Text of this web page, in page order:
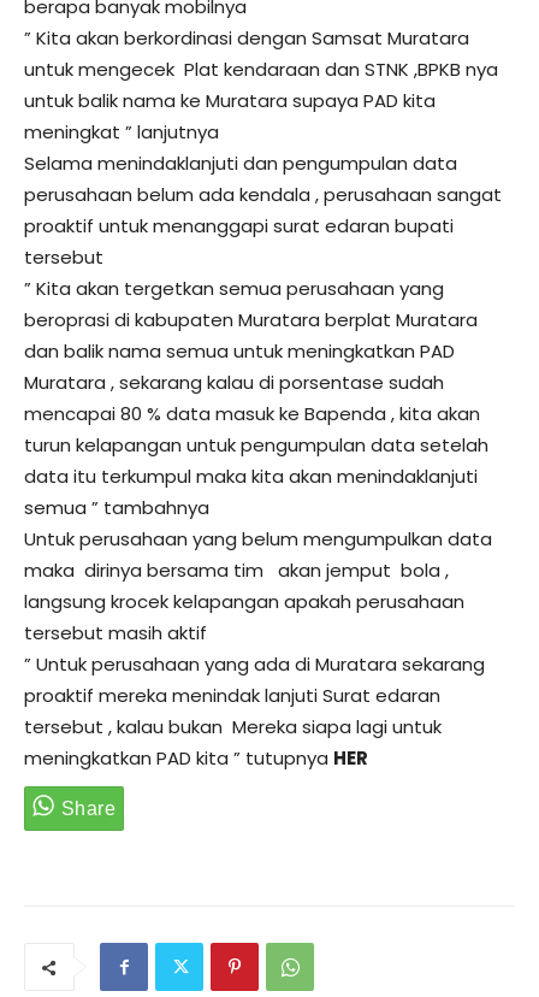
berapa banyak mobilnya
” Kita akan berkordinasi dengan Samsat Muratara
untuk mengecek Plat kendaraan dan STNK ,BPKB nya
untuk balik nama ke Muratara supaya PAD kita
meningkat ” lanjutnya
Selama menindaklanjuti dan pengumpulan data
perusahaan belum ada kendala , perusahaan sangat
proaktif untuk menanggapi surat edaran bupati
tersebut
” Kita akan tergetkan semua perusahaan yang
beroprasi di kabupaten Muratara berplat Muratara
dan balik nama semua untuk meningkatkan PAD
Muratara , sekarang kalau di porsentase sudah
mencapai 80 % data masuk ke Bapenda , kita akan
turun kelapangan untuk pengumpulan data setelah
data itu terkumpul maka kita akan menindaklanjuti
semua ” tambahnya
Untuk perusahaan yang belum mengumpulkan data
maka dirinya bersama tim akan jemput bola ,
langsung krocek kelapangan apakah perusahaan
tersebut masih aktif
” Untuk perusahaan yang ada di Muratara sekarang
proaktif mereka menindak lanjuti Surat edaran
tersebut , kalau bukan Mereka siapa lagi untuk
meningkatkan PAD kita ” tutupnya HER